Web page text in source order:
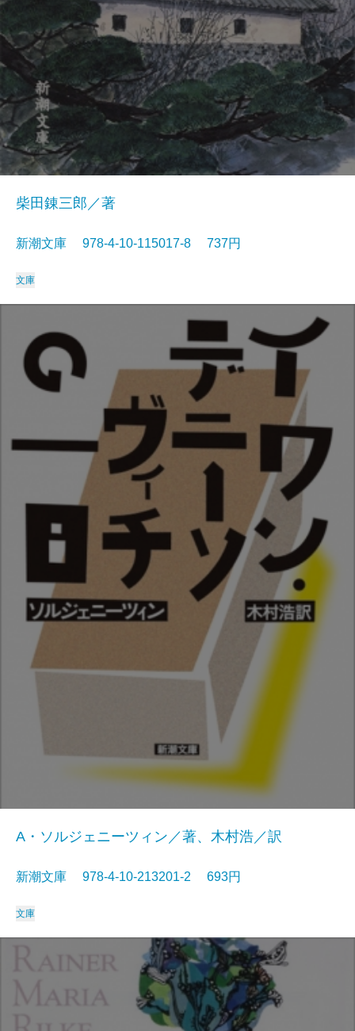
柴田錬三郎／著
新潮文庫 978-4-10-115017-8 737円
文庫
A・ソルジェニーツィン／著、木村浩／訳
新潮文庫 978-4-10-213201-2 693円
文庫